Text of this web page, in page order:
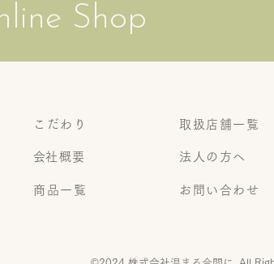
Shop
こだわり
​会社概要
商品一覧
取扱店舗一覧
法人の方へ
お問い合わせ